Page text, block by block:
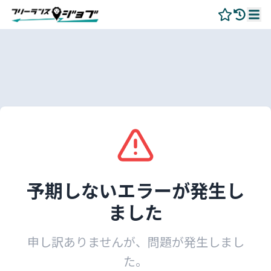
予期しないエラーが発生し
ました
申し訳ありませんが、問題が発生しまし
た。